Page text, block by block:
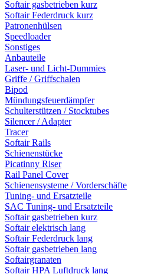
Softair gasbetrieben kurz
Softair Federdruck kurz
Patronenhülsen
Speedloader
Sonstiges
Anbauteile
Laser- und Licht-Dummies
Griffe / Griffschalen
Bipod
Mündungsfeuerdämpfer
Schulterstützen / Stocktubes
Silencer / Adapter
Tracer
Softair Rails
Schienenstücke
Picatinny Riser
Rail Panel Cover
Schienensysteme / Vorderschäfte
Tuning- und Ersatzteile
SAC Tuning- und Ersatzteile
Softair gasbetrieben kurz
Softair elektrisch lang
Softair Federdruck lang
Softair gasbetrieben lang
Softairgranaten
Softair HPA Luftdruck lang